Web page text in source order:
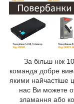
За більш ніж
команда добре
якими найчастіше
нас Ви можете
зламання або